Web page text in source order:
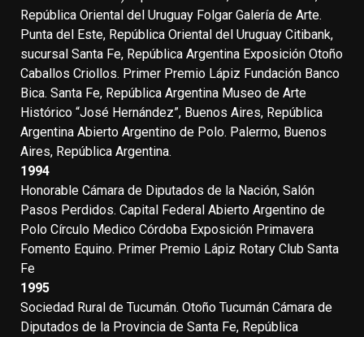
República Oriental del Uruguay Folgar Galería de Arte.
Punta del Este, República Oriental del Uruguay Citibank,
sucursal Santa Fe, República Argentina Exposición Otoño
Caballos Criollos. Primer Premio Lápiz Fundación Banco
Bica. Santa Fe, República Argentina Museo de Arte
Histórico “José Hernández”, Buenos Aires, República
Argentina Abierto Argentino de Polo. Palermo, Buenos
Aires, República Argentina.
1994
Honorable Cámara de Diputados de la Nación, Salón
Pasos Perdidos. Capital Federal Abierto Argentino de
Polo Círculo Medico Córdoba Exposición Primavera
Fomento Equino. Primer Premio Lápiz Rotary Club Santa
Fe
1995
Sociedad Rural de Tucumán. Otoño Tucumán Cámara de
Diputados de la Provincia de Santa Fe, República